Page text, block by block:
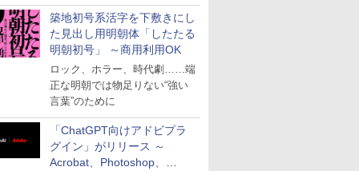
築地初号系活字を下敷きにし
た見出し用明朝体「したたる
明朝初号」 ～商用利用OK
ロック、ホラー、時代劇……端
正な明朝では物足りない“強い
言葉”のために
「ChatGPT向けアドビプラ
グイン」がリリース ～
Acrobat、Photoshop、